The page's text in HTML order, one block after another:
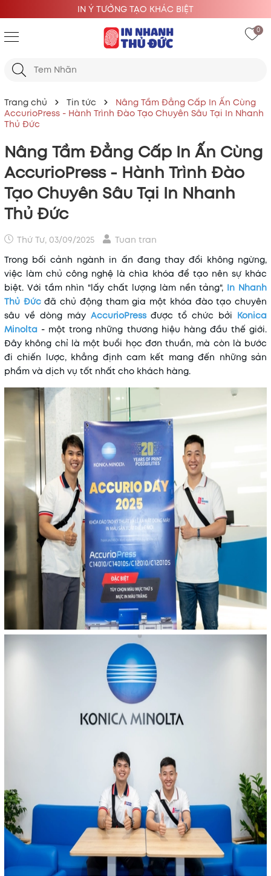
IN Ý TƯỞNG TẠO KHÁC BIỆT
0
Trang chủ Tin tức
Nâng Tầm Đẳng Cấp In Ấn Cùng
AccurioPress - Hành Trình Đào Tạo Chuyên Sâu Tại In Nhanh
Thủ Đức
Nâng Tầm Đẳng Cấp In Ấn Cùng
AccurioPress - Hành Trình Đào
Tạo Chuyên Sâu Tại In Nhanh
Thủ Đức
Thứ Tư, 03/09/2025
Tuan tran
Trong bối cảnh ngành in ấn đang thay đổi không ngừng,
việc làm chủ công nghệ là chìa khóa để tạo nên sự khác
biệt. Với tầm nhìn "lấy chất lượng làm nền tảng", In Nhanh
Thủ Đứcđã chủ động tham gia một khóa đào tạo chuyên
sâu về dòng máy AccurioPressđược tổ chức bởi Konica
Minolta - một trong những thương hiệu hàng đầu thế giới.
Đây không chỉ là một buổi học đơn thuần, mà còn là bước
đi chiến lược, khẳng định cam kết mang đến những sản
phẩm và dịch vụ tốt nhất cho khách hàng.